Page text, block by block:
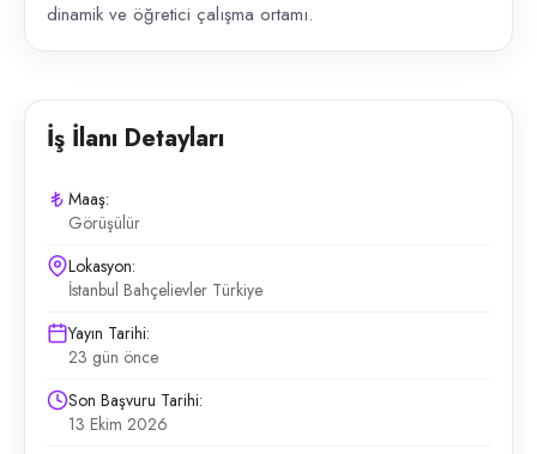
dinamik ve öğretici çalışma ortamı.
İş İlanı Detayları
Maaş:
Görüşülür
Lokasyon:
İstanbul Bahçelievler Türkiye
Yayın Tarihi:
23 gün önce
Son Başvuru Tarihi:
13 Ekim 2026